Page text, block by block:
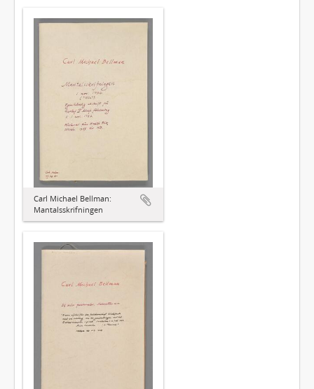
Carl Michael Bellman:
Mantalsskrifningen